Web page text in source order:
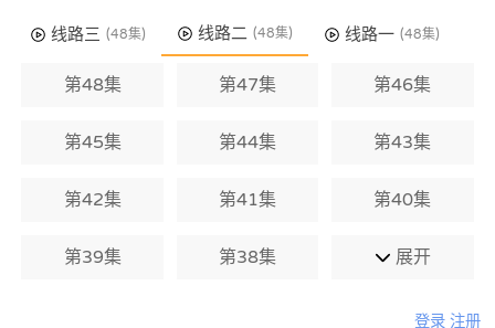
线路三 (48集) 线路二 (48集) 线路一 (48集)
第48集 第47集 第46集
第45集 第44集 第43集
第42集 第41集 第40集
第39集 第38集 展开
登录 注册